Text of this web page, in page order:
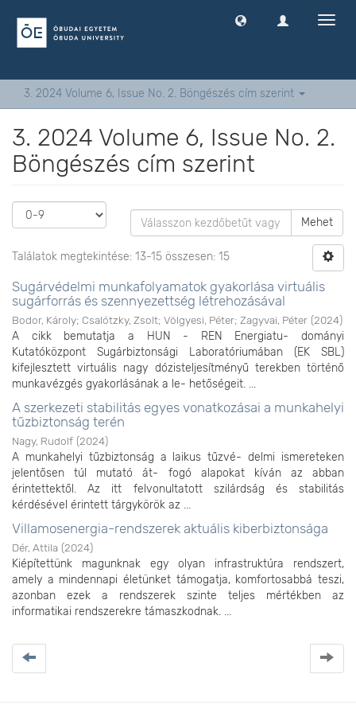
3. 2024 Volume 6, Issue No. 2. Böngészés cím szerint
3. 2024 Volume 6, Issue No. 2.
Böngészés cím szerint
Mehet
Találatok megtekintése: 13-15 összesen: 15
Sugárvédelmi munkafolyamatok gyakorlása virtuális
sugárforrás és szennyezettség létrehozásával
Bodor, Károly; Csalótzky, Zsolt; Völgyesi, Péter; Zagyvai, Péter (2024)
A cikk bemutatja a HUN - REN Energiatu- dományi
Kutatóközpont Sugárbiztonsági Laboratóriumában (EK SBL)
kifejlesztett virtuális nagy dózisteljesítményű terekben történő
munkavézgés gyakorlásának a le- hetőségeit. ...
A szerkezeti stabilitás egyes vonatkozásai a munkahelyi
tűzbiztonság terén
Nagy, Rudolf (2024)
A munkahelyi tűzbiztonság a laikus tűzvé- delmi ismereteken
jelentősen túl mutató át- fogó alapokat kíván az abban
érintettektől. Az itt felvonultatott szilárdság és stabilitás
kérdésével érintett tárgykörök az ...
Villamosenergia-rendszerek aktuális kiberbiztonsága
Dér, Attila (2024)
Kiépítettünk magunknak egy olyan infrastruktúra rendszert,
amely a mindennapi életünket támogatja, komfortosabbá teszi,
azonban ezek a rendszerek szinte teljes mértékben az
informatikai rendszerekre támaszkodnak. ...